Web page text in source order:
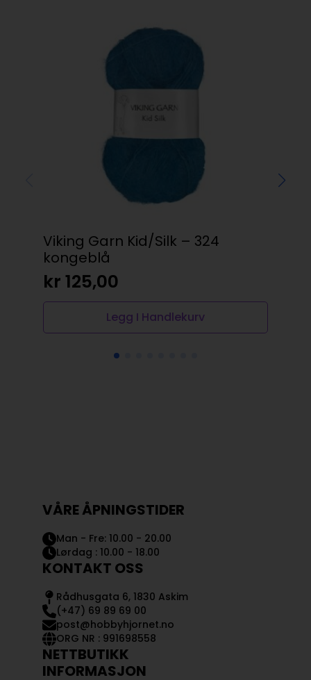
Viking Garn Kid/Silk – 324
kongeblå
kr 125,00
Legg I Handlekurv
VÅRE ÅPNINGSTIDER
Man - Fre: 10.00 - 20.00
Lørdag : 10.00 - 18.00
KONTAKT OSS
Rådhusgata 6, 1830 Askim
(+47) 69 89 69 00
post@hobbyhjornet.no
ORG NR : 991698558
NETTBUTIKK
INFORMASJON